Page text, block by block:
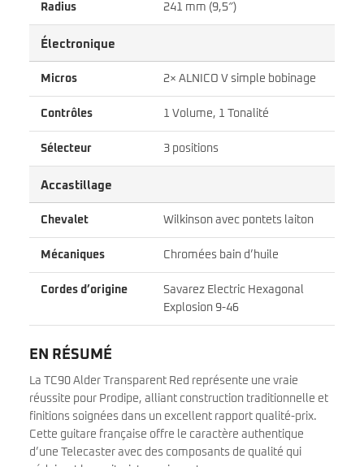
Radius 241 mm (9,5″)
Électronique
Micros 2× ALNICO V simple bobinage
Contrôles 1 Volume, 1 Tonalité
Sélecteur 3 positions
Accastillage
Chevalet Wilkinson avec pontets laiton
Mécaniques Chromées bain d’huile
Cordes d’origine
Savarez Electric Hexagonal
Explosion 9-46
EN RÉSUMÉ
La TC90 Alder Transparent Red représente une vraie
réussite pour Prodipe, alliant construction traditionnelle et
finitions soignées dans un excellent rapport qualité-prix.
Cette guitare française offre le caractère authentique
d’une Telecaster avec des composants de qualité qui